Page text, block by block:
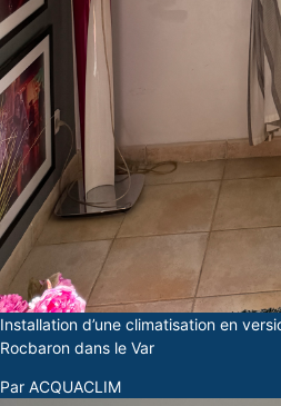
Installation d’une climatisation en
Rocbaron dans le Var
Par ACQUACLIM